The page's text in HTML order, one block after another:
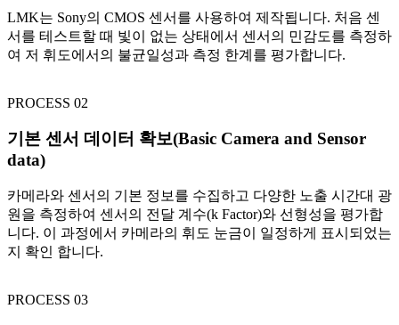
LMK는 Sony의 CMOS 센서를 사용하여 제작됩니다. 처음 센
서를 테스트할 때 빛이 없는 상태에서 센서의 민감도를 측정하
여 저 휘도에서의 불균일성과 측정 한계를 평가합니다.
PROCESS 02
기본 센서 데이터 확보(Basic Camera and Sensor
data)
카메라와 센서의 기본 정보를 수집하고 다양한 노출 시간대 광
원을 측정하여 센서의 전달 계수(k Factor)와 선형성을 평가합
니다. 이 과정에서 카메라의 휘도 눈금이 일정하게 표시되었는
지 확인 합니다.
PROCESS 03